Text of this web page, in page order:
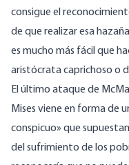
consigue el
de que realizar esa
es mucho más fácil que
aristócrata caprichoso o
El último ataque de
Mises viene en forma de
conspicuo» que
del sufrimiento de los